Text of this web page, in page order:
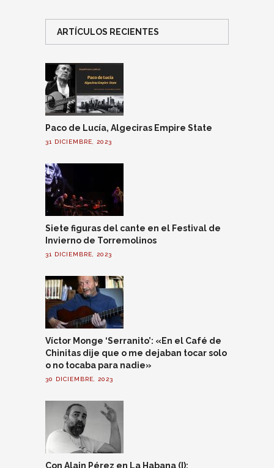
ARTÍCULOS RECIENTES
Paco de Lucía, Algeciras Empire State
31 DICIEMBRE, 2023
Siete figuras del cante en el Festival de
Invierno de Torremolinos
31 DICIEMBRE, 2023
Víctor Monge ‘Serranito’: «En el Café de
Chinitas dije que o me dejaban tocar solo
o no tocaba para nadie»
30 DICIEMBRE, 2023
Con Alain Pérez en La Habana (I):